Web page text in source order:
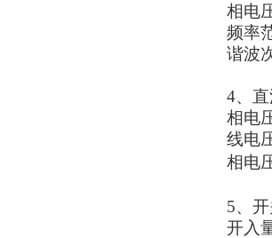
相电
频率
谐波
4、
相电
线电
相电
5、
开入